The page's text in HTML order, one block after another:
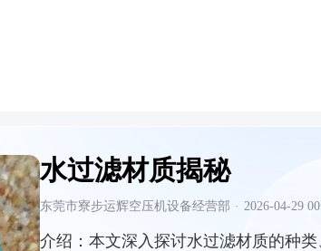
水过滤材质揭秘
东莞市寮步运辉空压机设备经营部 · 2026-04-29
介绍： 本文深入探讨水过滤材质的种